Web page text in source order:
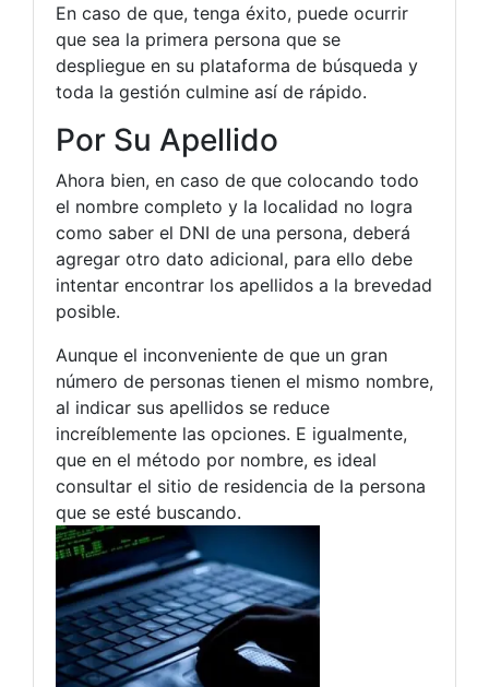
En caso de que, tenga éxito, puede ocurrir
que sea la primera persona que se
despliegue en su plataforma de búsqueda y
toda la gestión culmine así de rápido.
Por Su Apellido
Ahora bien, en caso de que colocando todo
el nombre completo y la localidad no logra
como saber el DNI de una persona, deberá
agregar otro dato adicional, para ello debe
intentar encontrar los apellidos a la brevedad
posible.
Aunque el inconveniente de que un gran
número de personas tienen el mismo nombre,
al indicar sus apellidos se reduce
increíblemente las opciones. E igualmente,
que en el método por nombre, es ideal
consultar el sitio de residencia de la persona
que se esté buscando.